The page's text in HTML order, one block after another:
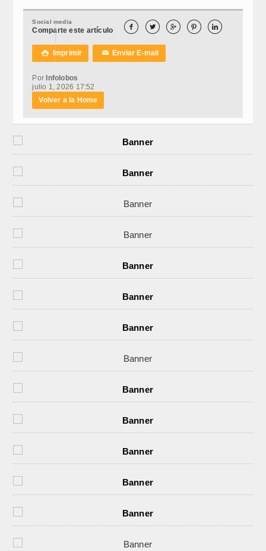
Social media
Comparte este artículo     
 Imprimir ✉Enviar E-mail
PorInfolobos
julio 1, 2026 17:52
Volver a la Home